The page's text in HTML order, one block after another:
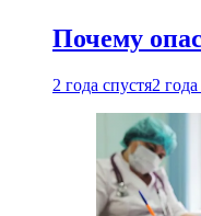
Почему
2 года спустя2